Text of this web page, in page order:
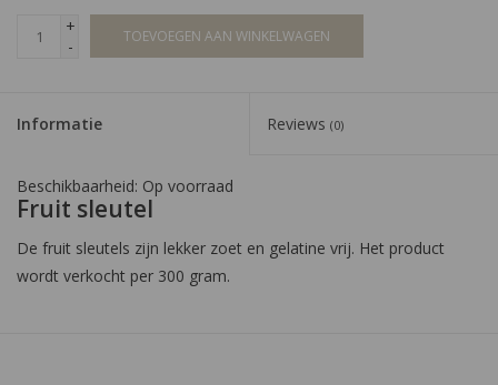
+
-
TOEVOEGEN AAN WINKELWAGEN
Informatie Reviews (0)
Beschikbaarheid: Op voorraad
Fruit sleutel
De fruit sleutels zijn lekker zoet en gelatine vrij. Het product
wordt verkocht per 300 gram.